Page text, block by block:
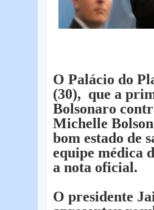
O Palácio do
(30), que a
Bolsonaro
Michelle
bom estado de
equipe médica
a nota oficial.
O presidente